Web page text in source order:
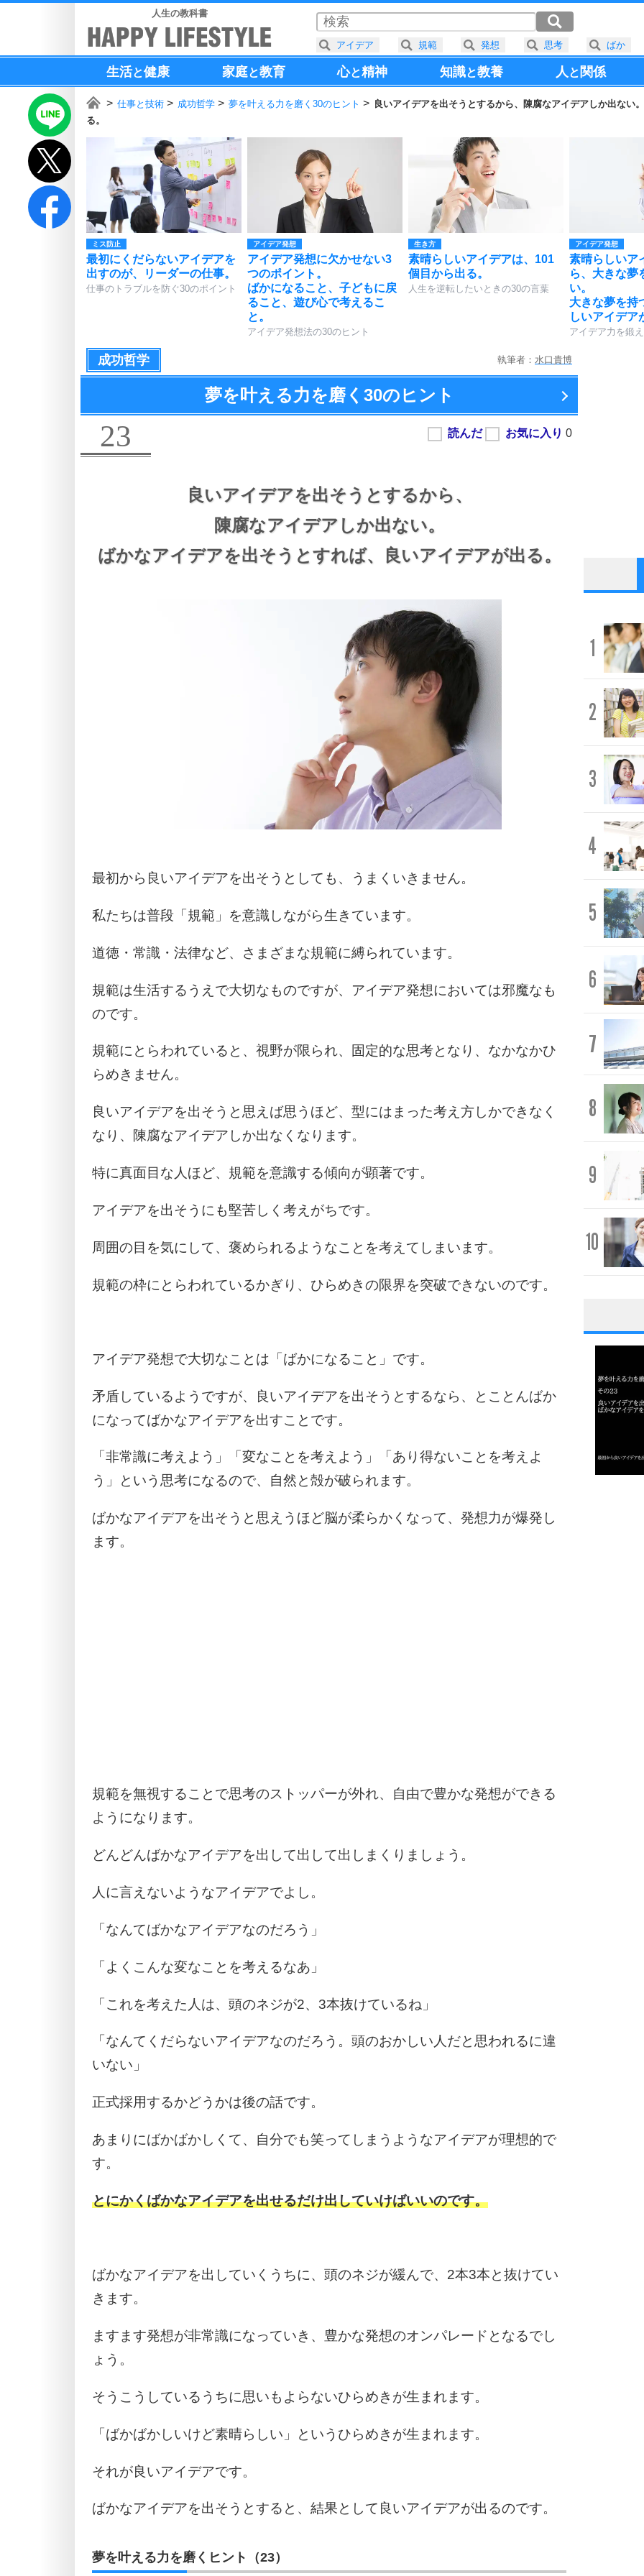
人生の教科書
生活と健康 家庭と教育 心と精神 知識と教養 人と 関係
仕事と技術 成功哲学 夢を叶える力を磨く30のヒント
良いアイデアを出そうとするから、陳腐なアイデアしか出ない
る。
ミス防止
最初にくだらないアイデアを
出すのが、リーダーの仕事。
仕事のトラブルを防ぐ30のポイント
アイデア発想
アイデア発想に欠かせない3
つのポイント。
ばかになること、子どもに戻
ること、遊び心で考えるこ
と。
アイデア発想法の30のヒント
生き方
素晴らしいアイデアは、101
個目から出る。
人生を逆転したいときの30の言葉
アイデア発想
素晴らしいア
ら、大きな夢
い。
大きな夢を持
しいアイデア
アイデア力を鍛
成功哲学 執筆者： 水口貴博
夢を叶える力を磨く 30のヒント
23
良いアイデアを出そうとするから、
陳腐なアイデアしか出ない。
ばかなアイデアを出そうとすれば、
良いアイデアが出る。
最初から良いアイデアを出そうとしても、うまくいきません。
私たちは普段「規範」を意識しながら生きています。
道徳・常識・法律など、さまざまな規範に縛られています。
規範は生活するうえで大切なものですが、アイデア発想においては邪魔なも
のです。
規範にとらわれていると、視野が限られ、固定的な思考となり、なかなかひ
らめきません。
良いアイデアを出そうと思えば思うほど、型にはまった考え方しかできなく
なり、陳腐なアイデアしか出なくなります。
特に真面目な人ほど、規範を意識する傾向が顕著です。
アイデアを出そうにも堅苦しく考えがちです。
周囲の目を気にして、褒められるようなことを考えてしまいます。
規範の枠にとらわれているかぎり、ひらめきの限界を突破できないのです。
アイデア発想で大切なことは「ばかになること」です。
矛盾しているようですが、良いアイデアを出そうとするなら、とことんばか
になってばかなアイデアを出すことです。
「非常識に考えよう」「変なことを考えよう」「あり得ないことを考えよ
う」という思考になるので、自然と殻が破られます。
ばかなアイデアを出そうと思えうほど脳が柔らかくなって、発想力が爆発し
ます。
規範を無視することで思考のストッパーが外れ、自由で豊かな発想ができる
ようになります。
どんどんばかなアイデアを出して出して出しまくりましょう。
人に言えないようなアイデアでよし。
「なんてばかなアイデアなのだろう」
「よくこんな変なことを考えるなあ」
「これを考えた人は、頭のネジが2、3本抜けているね」
「なんてくだらないアイデアなのだろう。頭のおかしい人だと思われるに違
いない」
正式採用するかどうかは後の話です。
あまりにばかばかしくて、自分でも笑ってしまうようなアイデアが理想的で
す。
とにかくばかなアイデアを出せるだけ出していけばいいのです。
ばかなアイデアを出していくうちに、頭のネジが緩んで、2本3本と抜けてい
きます。
ますます発想が非常識になっていき、豊かな発想のオンパレードとなるでし
ょう。
そうこうしているうちに思いもよらないひらめきが生まれます。
「ばかばかしいけど素晴らしい」というひらめきが生まれます。
それが良いアイデアです。
ばかなアイデアを出そうとすると、結果として良いアイデアが出るのです。
夢を叶える力を磨くヒント（23）
1
2
3
4
5
6
7
8
9
10
1
3
アイデア 規範 発想 思考 ばか